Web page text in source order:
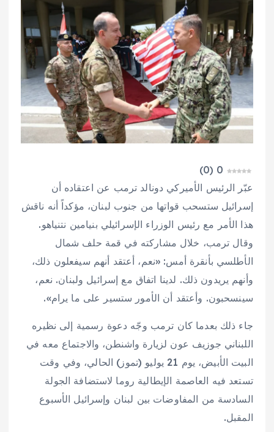
0
(
0
)
عبّر الرئيس الأميركي دونالد ترمب عن اعتقاده أن
‌إسرائيل ​ستسحب ‌قواتها ‌من جنوب لبنان، مؤكداً أنه ناقش
هذا الأمر مع رئيس الوزراء الإسرائيلي بنيامين نتنياهو.
وقال ترمب، خلال ‌مشاركته في قمة ​حلف ‌شمال
الأطلسي بأنقرة أمس: «نعم، أعتقد أنهم سيفعلون ذلك،
وأنهم يريدون ذلك. لدينا اتفاق مع إسرائيل ولبنان. نعم،
سينسحبون. وأعتقد أن الأمور ستسير على ما يرام».
جاء ذلك بعدما كان ترمب وجّه دعوة رسمية إلى نظيره
اللبناني جوزيف عون لزيارة واشنطن، والاجتماع معه في
البيت الأبيض، يوم 21 يوليو (تموز) الحالي، وفي وقت
تستعد فيه العاصمة الإيطالية روما لاستضافة الجولة
السادسة من المفاوضات بين لبنان وإسرائيل الأسبوع
المقبل.